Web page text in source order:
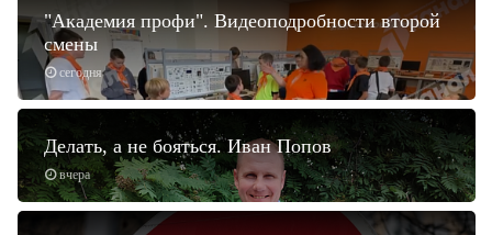
сегодня
"Академия профи". Видеоподробности второй
смены
вчера
Делать, а не бояться. Иван Попов